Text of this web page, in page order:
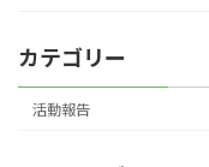
カテゴリー
活動報告